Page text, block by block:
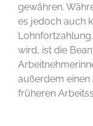
gewähren.
es jedoch auch
wird, ist die
außerdem
früheren